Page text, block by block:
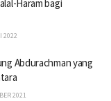
Haram bagi
2022
Abdurachman yang
2021